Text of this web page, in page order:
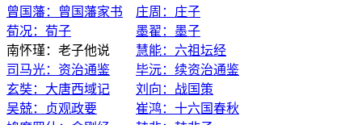
曾国藩：曾国藩家书
庄周：庄子
荀况：荀子
墨翟：墨子
南怀瑾：老子他说 慧能：六祖坛经
司马光：资治通鉴
毕沅：续资治通鉴
玄奘：大唐西域记
刘向：战国策
吴兢：贞观政要
崔鸿：十六国春秋